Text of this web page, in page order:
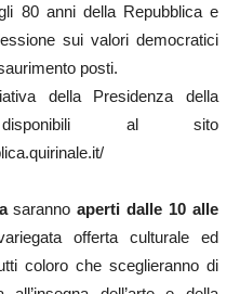
80 anni della Repubblica e
sui valori democratici
posti.
della Presidenza della
al sito
sarannoaperti dalle 10 alle
offerta culturale ed
coloro che sceglieranno di